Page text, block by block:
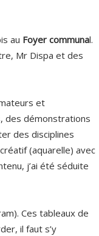
au Foyer communal.
Mr Dispa et des
et
des démonstrations
des disciplines
(aquarelle) avec
j’ai été séduite
Ces tableaux de
il faut s’y